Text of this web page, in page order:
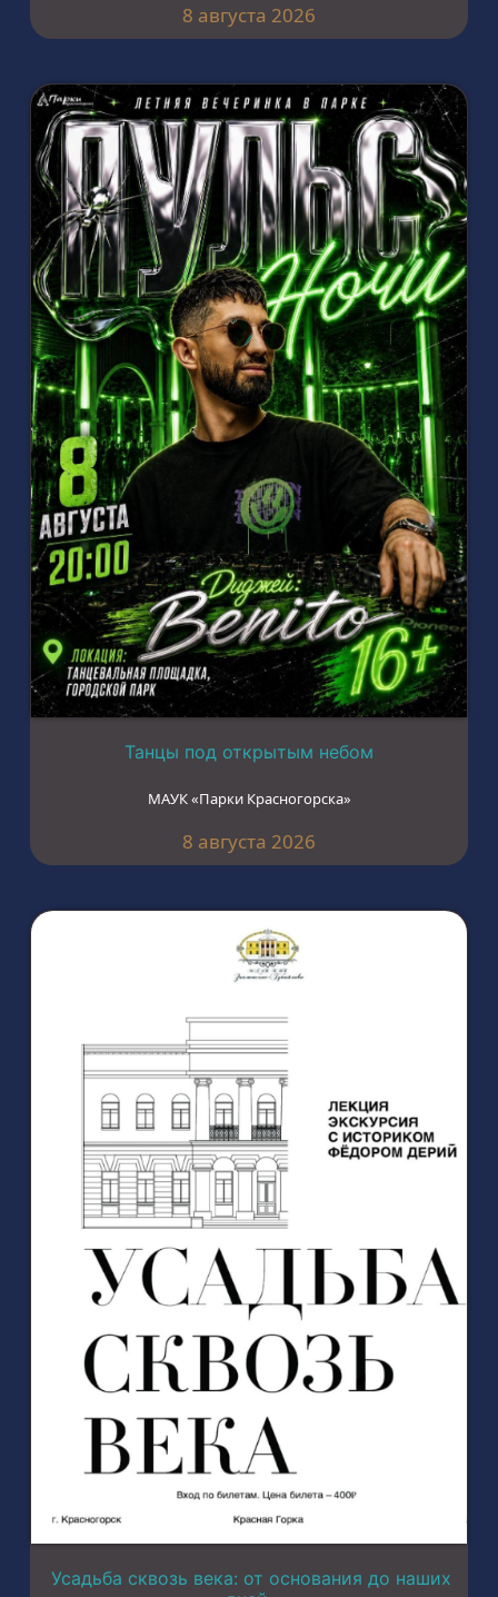
8 августа 2026
Танцы под открытым небом
МАУК «Парки Красногорска»
8 августа 2026
Усадьба сквозь века: от основания до наших